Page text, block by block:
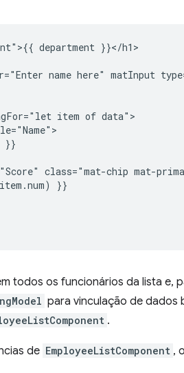
department }}</h1>
name here" matInput
item of data">
}}
class="mat-chip mat-
}}
todos os funcionários da lista e,
ngModel para vinculação de dados
.
de EmployeeListComponent ,